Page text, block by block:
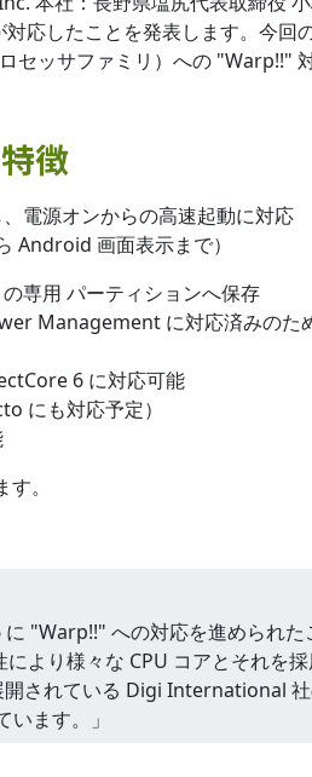
したことを発表します。今回
セッサファミリ）への "Warp!!"
徴
電源オンからの高速起動に対応
Android 画面表示まで）
専用 パーティションへ保存
Management に対応済みのた
6 に対応可能
にも対応予定）
。
"Warp!!" への対応を進められた
より様々な CPU コアとそれを
されている Digi International
ます。」